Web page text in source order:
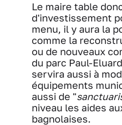
Le maire table
d'investissement
menu, il y aura la
comme la
ou de nouveaux
du parc Paul-
servira aussi à
équipements
aussi de "
niveau les aides
bagnolaises.